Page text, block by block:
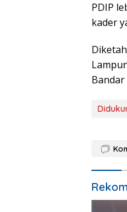
PDIP
kader